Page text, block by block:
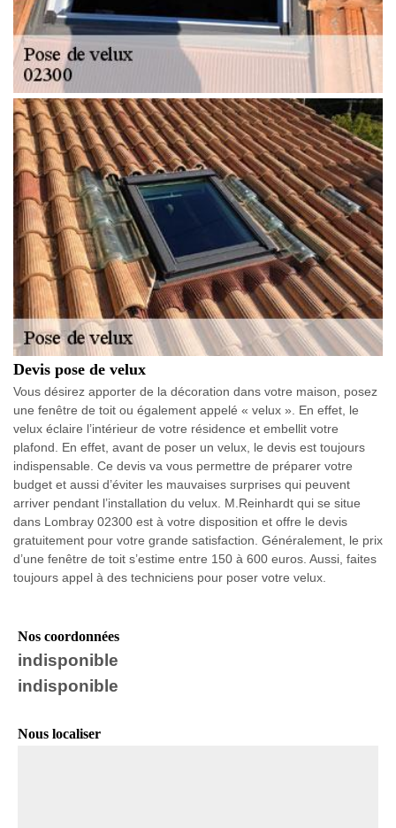
Devis pose de velux
Vous désirez apporter de la décoration dans votre maison, posez
une fenêtre de toit ou également appelé « velux ». En effet, le
velux éclaire l’intérieur de votre résidence et embellit votre
plafond. En effet, avant de poser un velux, le devis est toujours
indispensable. Ce devis va vous permettre de préparer votre
budget et aussi d’éviter les mauvaises surprises qui peuvent
arriver pendant l’installation du velux. M.Reinhardt qui se situe
dans Lombray 02300 est à votre disposition et offre le devis
gratuitement pour votre grande satisfaction. Généralement, le prix
d’une fenêtre de toit s’estime entre 150 à 600 euros. Aussi, faites
toujours appel à des techniciens pour poser votre velux.
Nos coordonnées
indisponible
indisponible
Nous localiser